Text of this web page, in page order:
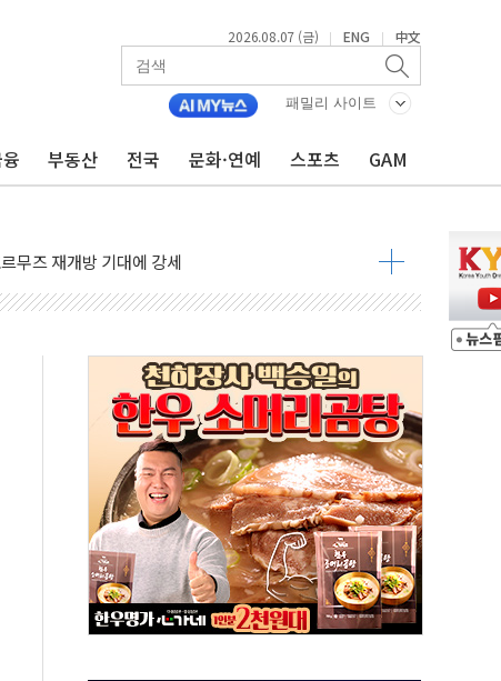
2026.08.07 (금) | ENG | 中文
패밀리 사이트
부동산 전국 문화·연예 스포츠 GAM
…로봇·AI 데이터센터·모빌리티 구체화
대…상법·자본시장법 개정 논의"
실현 속 혼조세...웨스턴디지털·샌디스크↓
무즈 재개방 기대에 강세
까지, 상승...호실적 보고 기업 상승세 뚜렷
주총 기대감에 홀로 상한가…마진 잔액은 사상 최고
지 위험수위…숨은 차입이 더 큰 변수"
대응 1단계 진압 중
, 경쟁상대 中과 비교해야"
하는 '선봉'의 대민 봉사
사일 1발 발사… 올해 10번째·42일 만 도발
안보 위기… 반군·마약카르텔이 습득해 전투 활용
해한 표면 부식 물질"
만에 진화...외국인 노동자 숨져